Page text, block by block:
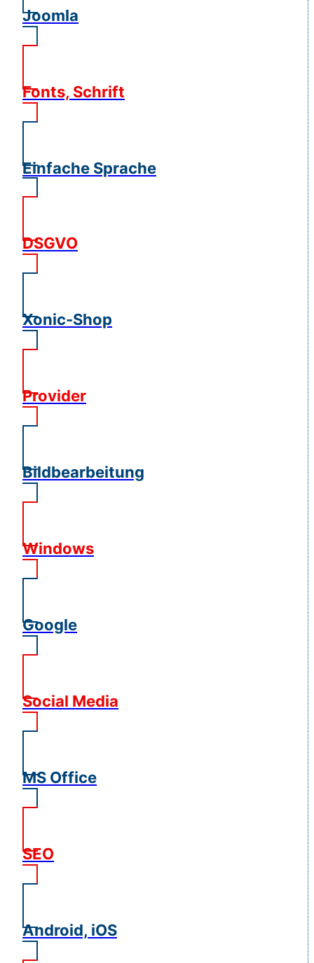
Joomla
Fonts, Schrift
Einfache Sprache
DSGVO
Xonic-Shop
Provider
Bildbearbeitung
Windows
Google
Social Media
MS Office
SEO
Android, iOS